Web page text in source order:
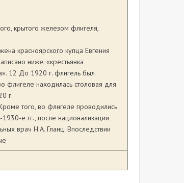
крытого железом флигеля,
красноярского купца Евгения
ниже: «крестьянка
12 До 1920 г. флигель был
флигеле находилась столовая для
г.
того, во флигеле проводились
е гг., после национализации
врач Н.А. Гланц. Впоследствии